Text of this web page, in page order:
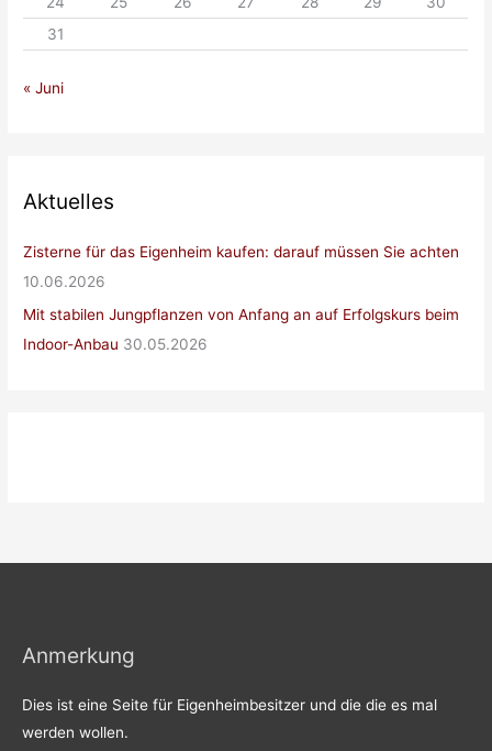
31
« Juni
Aktuelles
Zisterne für das Eigenheim kaufen: darauf müssen Sie achten
10.06.2026
Mit stabilen Jungpflanzen von Anfang an auf Erfolgskurs beim
Indoor-Anbau 30.05.2026
Anmerkung
Dies ist eine Seite für Eigenheimbesitzer und die die es mal
werden wollen.